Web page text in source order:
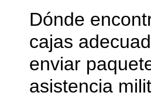
Dónde
cajas
enviar
asistencia